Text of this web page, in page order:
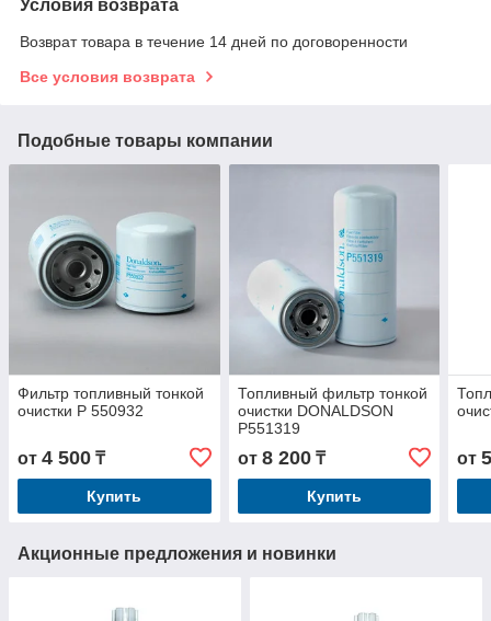
Условия возврата
Возврат товара в течение 14 дней по договоренности
Все условия возврата
Подобные товары компании
Фильтр топливный тонкой
очистки P 550932
от 4 500 ₸
Купить
Топливный фильтр тонкой
очистки DONALDSON
P551319
от 8 200₸
Купить
от
Акционные предложения и новинки